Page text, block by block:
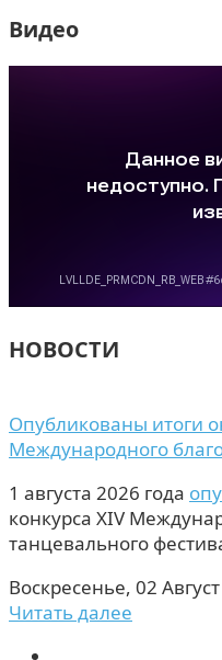
Видео
НОВОСТИ
Опубликованы итоги
Международного
1 августа 2026 года
конкурса XIV
танцевального
Воскресенье, 02
Читать далее